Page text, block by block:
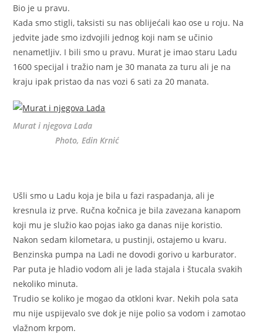
Bio je u pravu.
Kada smo stigli, taksisti su nas oblijećali kao ose u roju. Na
jedvite jade smo izdvojili jednog koji nam se učinio
nenametljiv. I bili smo u pravu. Murat je imao staru Ladu
1600 specijal i tražio nam je 30 manata za turu ali je na
kraju ipak pristao da nas vozi 6 sati za 20 manata.
Murat i njegova Lada
Photo, Edin Krnić
Ušli smo u Ladu koja je bila u fazi raspadanja, ali je
kresnula iz prve. Ručna kočnica je bila zavezana kanapom
koji mu je služio kao pojas iako ga danas nije koristio.
Nakon sedam kilometara, u pustinji, ostajemo u kvaru.
Benzinska pumpa na Ladi ne dovodi gorivo u karburator.
Par puta je hladio vodom ali je lada stajala i štucala svakih
nekoliko minuta.
Trudio se koliko je mogao da otkloni kvar. Nekih pola sata
mu nije uspijevalo sve dok je nije polio sa vodom i zamotao
vlažnom krpom.